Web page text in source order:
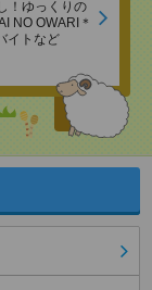
！ゆっくりの
NO OWARI＊
イトなど